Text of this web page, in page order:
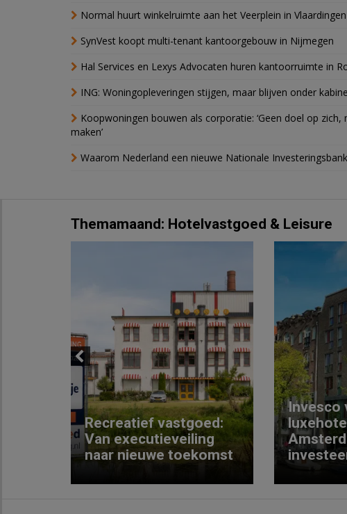
Normal huurt winkelruimte aan het Veerplein in Vlaardingen
SynVest koopt multi-tenant kantoorgebouw in Nijmegen
Hal Services en Lexys Advocaten huren kantoorruimte in
ING: Woningopleveringen stijgen, maar blijven onder
Koopwoningen bouwen als corporatie: ‘Geen doel op
maken’
Waarom Nederland een nieuwe Nationale
Themamaand: Hotelvastgoed & Leisure
Previous
Recreatief vastgoed:
Van executieveiling
naar nieuwe toekomst
Invesco